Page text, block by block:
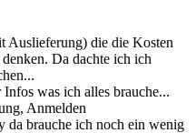
Auslieferung) die die Kosten
Da dachte ich ich
was ich alles brauche...
Anmelden
da brauche ich noch ein wenig